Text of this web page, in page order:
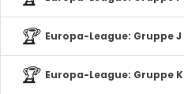
🏆 Europa-League: Gruppe J
🏆 Europa-League: Gruppe K